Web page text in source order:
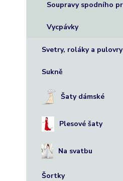
Soupravy spodního
Vycpávky
Svetry, roláky a pulovry
Sukně
Šaty dámské
Plesové šaty
Na svatbu
Šortky